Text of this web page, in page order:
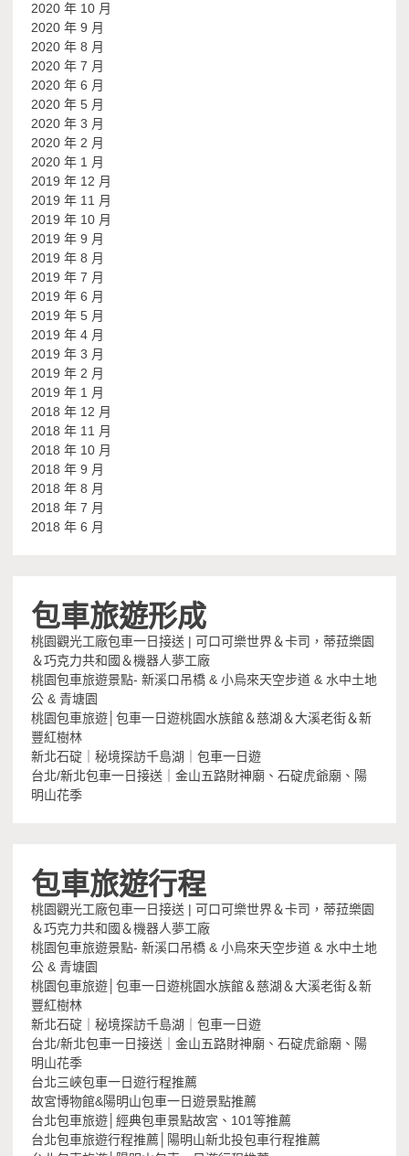
2020 年 10 月
2020 年 9 月
2020 年 8 月
2020 年 7 月
2020 年 6 月
2020 年 5 月
2020 年 3 月
2020 年 2 月
2020 年 1 月
2019 年 12 月
2019 年 11 月
2019 年 10 月
2019 年 9 月
2019 年 8 月
2019 年 7 月
2019 年 6 月
2019 年 5 月
2019 年 4 月
2019 年 3 月
2019 年 2 月
2019 年 1 月
2018 年 12 月
2018 年 11 月
2018 年 10 月
2018 年 9 月
2018 年 8 月
2018 年 7 月
2018 年 6 月
包車旅遊形成
桃園觀光工廠包車一日接送 | 可口可樂世界＆卡司，蒂菈樂園
＆巧克力共和國＆機器人夢工廠
桃園包車旅遊景點- 新溪口吊橋 & 小烏來天空步道 & 水中土地
公 & 青塘園
桃園包車旅遊│包車一日遊桃園水族館＆慈湖＆大溪老街＆新
豐紅樹林
新北石碇｜秘境探訪千島湖｜包車一日遊
台北/新北包車一日接送｜金山五路財神廟、石碇虎爺廟、陽
明山花季
包車旅遊行程
桃園觀光工廠包車一日接送 | 可口可樂世界＆卡司，蒂菈樂園
＆巧克力共和國＆機器人夢工廠
桃園包車旅遊景點- 新溪口吊橋 & 小烏來天空步道 & 水中土地
公 & 青塘園
桃園包車旅遊│包車一日遊桃園水族館＆慈湖＆大溪老街＆新
豐紅樹林
新北石碇｜秘境探訪千島湖｜包車一日遊
台北/新北包車一日接送｜金山五路財神廟、石碇虎爺廟、陽
明山花季
台北三峽包車一日遊行程推薦
故宮博物館&陽明山包車一日遊景點推薦
台北包車旅遊│經典包車景點故宮、101等推薦
台北包車旅遊行程推薦│陽明山新北投包車行程推薦